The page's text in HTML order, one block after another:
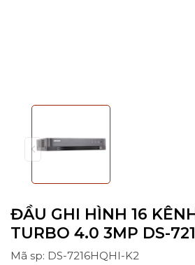
ĐẦU GHI HÌNH 16
TURBO 4.0 3MP DS-
Mã sp: DS-7216HQHI-K2